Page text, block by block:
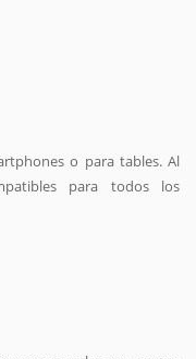
o para tables. Al
para todos los